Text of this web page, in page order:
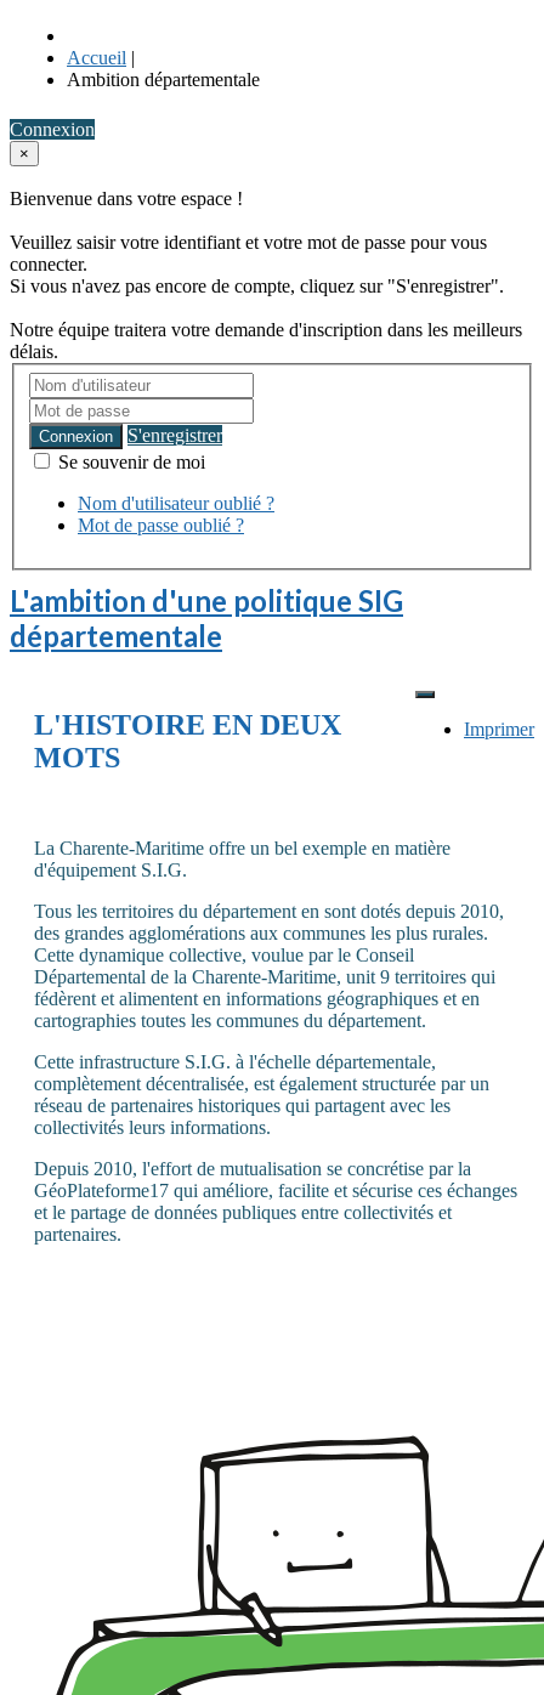
Accueil |
Ambition départementale
Connexion
×
Bienvenue dans votre espace !
Veuillez saisir votre identifiant et votre mot de passe pour vous
connecter.
Si vous n'avez pas encore de compte, cliquez sur "S'enregistrer".
Notre équipe traitera votre demande d'inscription dans les meilleurs
délais.
Connexion
S'enregistrer
Se souvenir de moi
Nom d'utilisateur oublié ?
Mot de passe oublié ?
L'ambition d'une politique SIG
départementale
Imprimer
L'HISTOIRE EN DEUX
MOTS
La Charente-Maritime offre un bel exemple en matière
d'équipement S.I.G.
Tous les territoires du département en sont dotés depuis 2010,
des grandes agglomérations aux communes les plus rurales.
Cette dynamique collective, voulue par le Conseil
Départemental de la Charente-Maritime, unit 9 territoires qui
fédèrent et alimentent en informations géographiques et en
cartographies toutes les communes du département.
Cette infrastructure S.I.G. à l'échelle départementale,
complètement décentralisée, est également structurée par un
réseau de partenaires historiques qui partagent avec les
collectivités leurs informations.
Depuis 2010, l'effort de mutualisation se concrétise par la
GéoPlateforme17 qui améliore, facilite et sécurise ces échanges
et le partage de données publiques entre collectivités et
partenaires.